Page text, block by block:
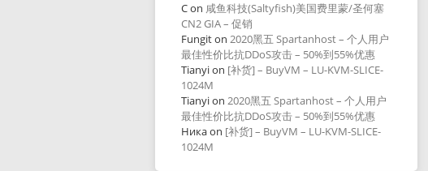
Con 咸鱼科技(Saltyfish)美国费里蒙/圣何塞
CN2 GIA – 促销
Fungiton2020黑五 Spartanhost – 个人用户
最佳性价比抗DDoS攻击 – 50%到55%优惠
Tianyion [补货] – BuyVM – LU-KVM-SLICE-
1024M
Tianyion2020黑五 Spartanhost – 个人用户
最佳性价比抗DDoS攻击 – 50%到55%优惠
Никаon [补货] – BuyVM – LU-KVM-SLICE-
1024M